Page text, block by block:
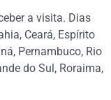
a visita. Dias
Ceará, Espírito
Pernambuco, Rio
do Sul, Roraima,